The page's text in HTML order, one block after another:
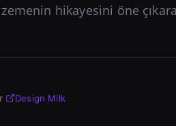
hikayesini öne
· Design Milk